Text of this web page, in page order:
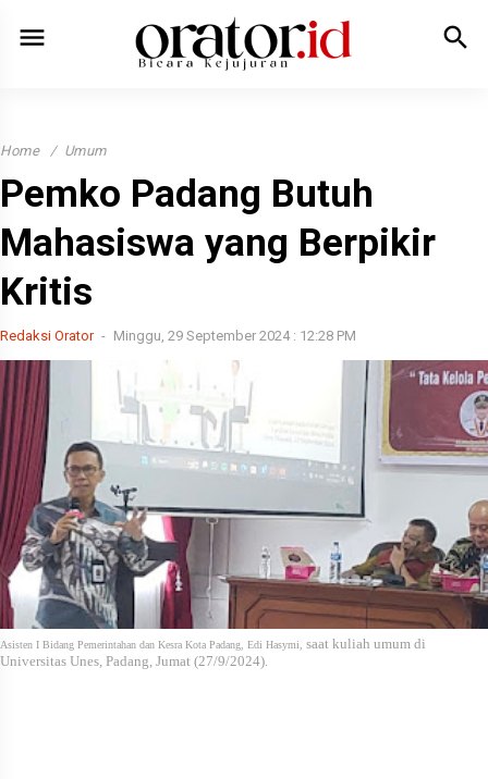
menu search
Home Umum
Pemko Padang Butuh
Mahasiswa yang Berpikir
Kritis
Redaksi Orator Minggu, 29 September 2024 : 12:28 PM
Asisten I Bidang Pemerintahan dan Kesra Kota Padang, Edi Hasymi, saat kuliah umum di
Universitas Unes, Padang, Jumat (27/9/2024).